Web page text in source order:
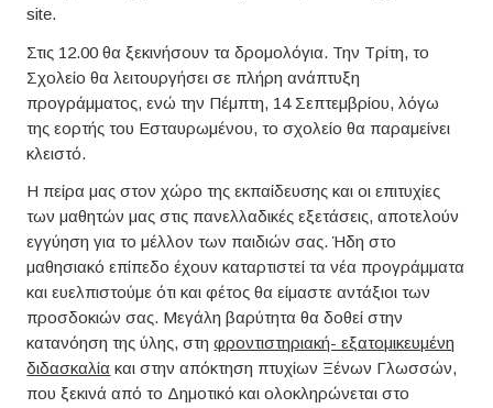
site.
Στις 12.00 θα ξεκινήσουν τα δρομολόγια. Την Τρίτη, το
Σχολείο θα λειτουργήσει σε πλήρη ανάπτυξη
προγράμματος, ενώ την Πέμπτη, 14 Σεπτεμβρίου, λόγω
της εορτής του Εσταυρωμένου, το σχολείο θα παραμείνει
κλειστό.
Η πείρα μας στον χώρο της εκπαίδευσης και οι επιτυχίες
των μαθητών μας στις πανελλαδικές εξετάσεις, αποτελούν
εγγύηση για το μέλλον των παιδιών σας. Ήδη στο
μαθησιακό επίπεδο έχουν καταρτιστεί τα νέα προγράμματα
και ευελπιστούμε ότι και φέτος θα είμαστε αντάξιοι των
προσδοκιών σας. Μεγάλη βαρύτητα θα δοθεί στην
κατανόηση της ύλης, στηφροντιστηριακή- εξατομικευμένη
διδασκαλία και στην απόκτηση πτυχίων Ξένων Γλωσσών,
που ξεκινά από το Δημοτικό και ολοκληρώνεται στο